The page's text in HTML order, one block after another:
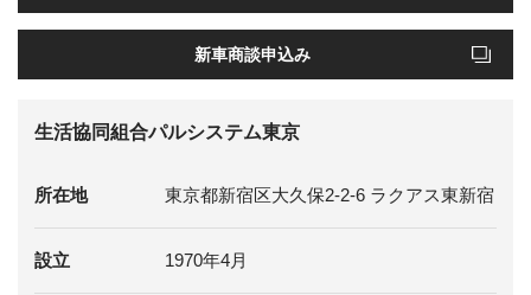
新車商談申込み
生活協同組合パルシステム東京
所在地 東京都新宿区大久保2-2-6 ラクアス東新宿
設立 1970年4月